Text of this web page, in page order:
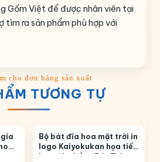
Gốm Việt để được nhân viên tại
tìm ra sản phẩm phù hợp với
TƯƠNG TỰ
Bộ bát đĩa hoa mặt trời in
logo Kaiyokukan họa tiết
hoa đào hồng Bát Tràng